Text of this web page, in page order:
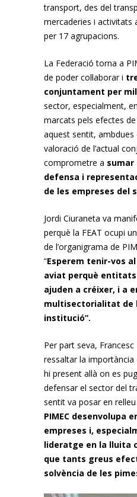
transport, des del
mercaderies i activitats
per 17 agrupacions.
La Federació torna a
de poder col·laborar i
conjuntament per
sector, especialment,
marcats pels efectes de
aquest sentit,
valoració de l’actual
comprometre a sumar
defensa i
de les empreses del
Jordi Ciuraneta va
perquè la FEAT ocupi
de l’organigrama de
“Esperem tenir-vos
aviat perquè
ajuden a créixer, i a
multisectorialitat de
institució”.
Per part seva,
ressaltar la importància
hi present allà on es
defensar el sector del
sentit va posar en relleu
PIMEC desenvolupa
empreses i,
lideratge en la lluita
que tants greus
solvència de les